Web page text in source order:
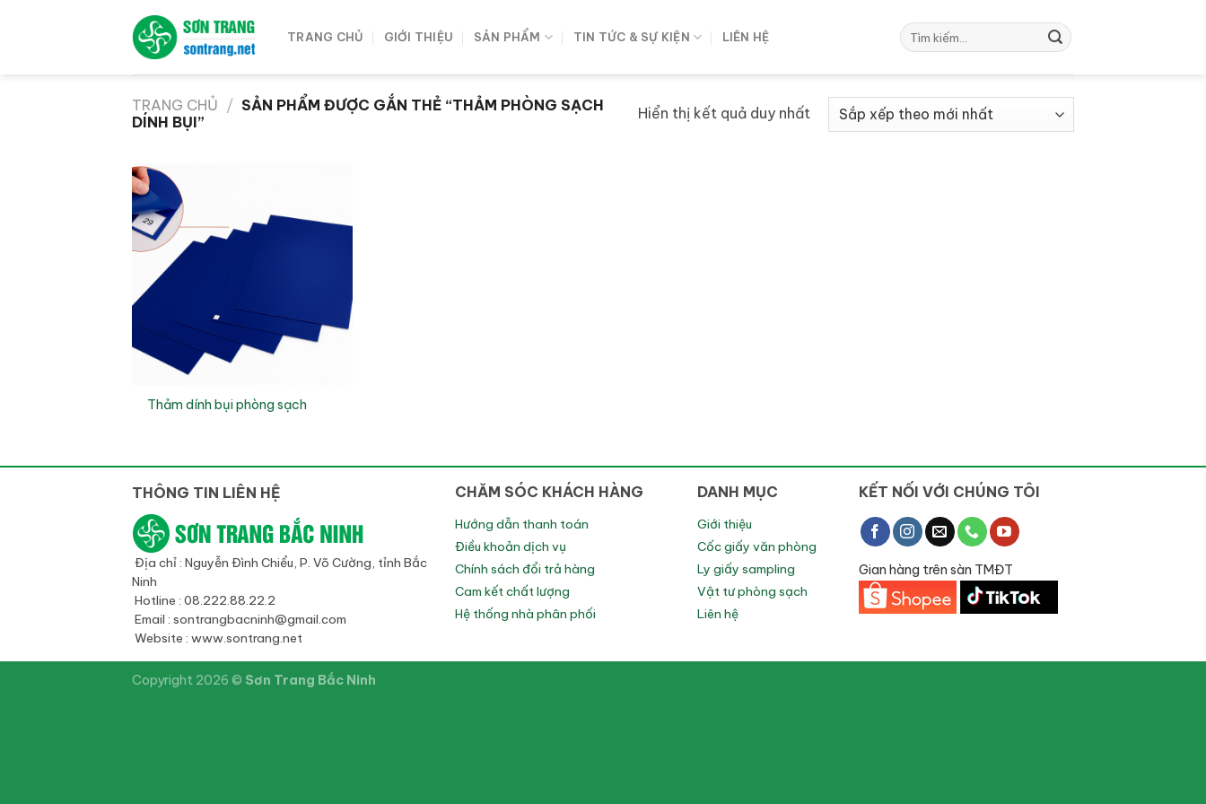
TRANG CHỦ GIỚI THIỆU SẢN PHẨM TIN TỨC & SỰ KIỆN LIÊN HỆ
Tìm
kiếm:
TRANG CHỦ / SẢN PHẨM ĐƯỢC GẮN THẺ “THẢM PHÒNG SẠCH
DÍNH BỤI”
Hiển thị kết quả duy nhất
Thảm dính bụi phòng sạch
THÔNG TIN LIÊN HỆ
Địa chỉ : Nguyễn Đình Chiểu, P. Võ Cường, tỉnh Bắc
Ninh
Hotline : 08.222.88.22.2
Email : sontrangbacninh@gmail.com
Website : www.sontrang.net
CHĂM SÓC KHÁCH HÀNG
Hướng dẫn thanh toán
Điều khoản dịch vụ
Chính sách đổi trả hàng
Cam kết chất lượng
Hệ thống nhà phân phối
DANH MỤC
Giới thiệu
Cốc giấy văn phòng
Ly giấy sampling
Vật tư phòng sạch
Liên hệ
KẾT NỐI VỚI CHÚNG TÔI
Gian hàng trên sàn TMĐT
Copyright 2026 © Sơn Trang Bắc Ninh